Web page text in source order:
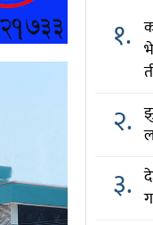
१.
२.
३.